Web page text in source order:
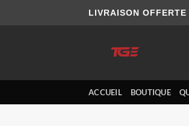
LIVRAISON
ACCUEIL BOUTIQUE